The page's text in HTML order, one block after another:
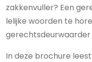
zakkenvuller? Een
lelijke woorden te
gerechtsdeurwaarder
In deze brochure